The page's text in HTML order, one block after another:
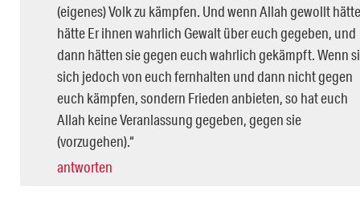
(eigenes) Volk zu kämpfen. Und wenn Allah gewollt
hätte Er ihnen wahrlich Gewalt über euch gegeben, und
dann hätten sie gegen euch wahrlich gekämpft. Wenn
sich jedoch von euch fernhalten und dann nicht gegen
euch kämpfen, sondern Frieden anbieten, so hat euch
Allah keine Veranlassung gegeben, gegen sie
(vorzugehen).“
antworten